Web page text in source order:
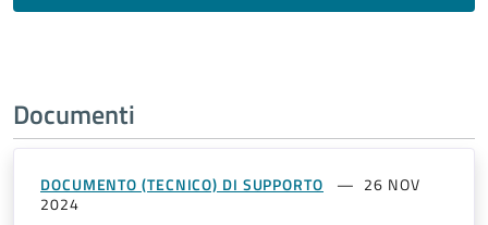
Documenti
DOCUMENTO (TECNICO) DI SUPPORTO
26 NOV
2024